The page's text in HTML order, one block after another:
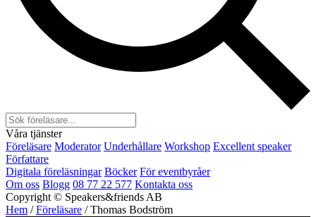
Våra tjänster
Föreläsare Moderator Underhållare Workshop Excellent speaker
Författare
Digitala föreläsningar Böcker För eventbyråer
Om oss Blogg 08 77 22 577 Kontakta oss
Copyright © Speakers&friends AB
Hem /Föreläsare / Thomas Bodström